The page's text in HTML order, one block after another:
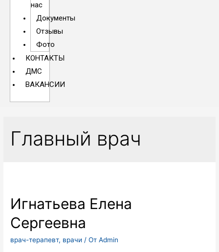
нас
Документы
Отзывы
Фото
КОНТАКТЫ
ДМС
ВАКАНСИИ
Главный врач
Игнатьева Елена
Сергеевна
врач-терапевт, врачи / От Admin